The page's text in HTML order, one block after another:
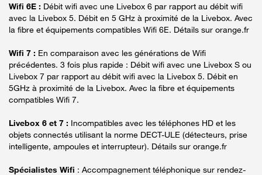
Wifi 6E : Débit wifi avec une Livebox 6 par rapport au débit wifi
avec la Livebox 5. Débit en 5 GHz à proximité de la Livebox. Avec
la fibre et équipements compatibles Wifi 6E. Détails sur orange.fr
Wifi 7 : En comparaison avec les générations de Wifi
précédentes. 3 fois plus rapide : Débit wifi avec une Livebox S ou
Livebox 7 par rapport au débit wifi avec la Livebox 5. Débit en
5GHz à proximité de la Livebox. Avec la fibre et équipements
compatibles Wifi 7.
Livebox 6 et 7 : Incompatibles avec les téléphones HD et les
objets connectés utilisant la norme DECT-ULE (détecteurs, prise
intelligente, ampoules et interrupteur). Détails sur orange.fr
Spécialistes Wifi : Accompagnement téléphonique sur rendez-